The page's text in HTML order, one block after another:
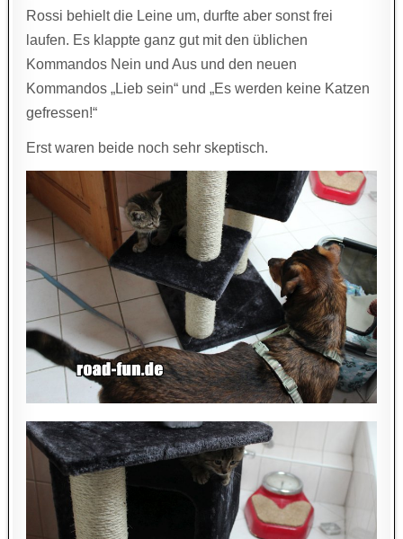
Rossi behielt die Leine um, durfte aber sonst frei
laufen. Es klappte ganz gut mit den üblichen
Kommandos Nein und Aus und den neuen
Kommandos „Lieb sein“ und „Es werden keine Katzen
gefressen!“
Erst waren beide noch sehr skeptisch.